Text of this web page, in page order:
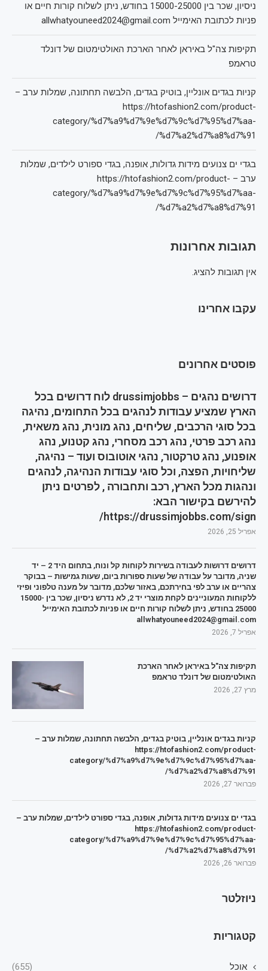
ניסיון, שכר בין 15000-25000 בחודש, ניתן לשלוח קורות חיים או
פניות לכתובת האימייל allwhatyouneed2024@gmail.com
תקיפות צה"ל באיראן לאחר הארכת האולטימטום של דונלד
טראמפ
קניות בגדים אונליין, בוטיק בגדים, הלבשה תחתונה, שמלות ערב –
https://htofashion2.com/product-
category/%d7%a9%d7%9e%d7%9c%d7%95%d7%aa-
%d7%a2%d7%a8%d7%91/
בגדי ים צנועים מידות גדולות, אופנה, בגדי ספורט לילדים, שמלות
ערב – https://htofashion2.com/product-
category/%d7%a9%d7%9e%d7%9c%d7%95%d7%aa-
%d7%a2%d7%a8%d7%91/
תגובות אחרונות
אין תגובות להציג.
עקבו אחרינו
פוסטים אחרונים
דרושים נהגים – drussimjobbs לוח דרושים בכל
הארץ שמציע עבודות לנהגים בכל התחומים, נהיגה
בכל סוגי הרכבים, שליחים, נהג מונית, נהג משאית,
נהג רכב פרטי, נהג רכב מסחרי, נהג קטנוע, נהג
אופנוע, נהג טרקטור, נהגי אוטובוס ועוד – נהיגה,
שליחויות, הפצה, וכל סוגי עבודות הנהיגה, לנהגים
ונהגות מכל הארץ, רכב ותחבורה , לפרטים ניתן
להירשם בקישור הבא:
https://drussimjobbs.com/sign/
אפריל 25, 2026
דרושים דרושות לעבודה בשירות לקוחות קל ונוח, בתחום היד 2 – יד
שניה, מדובר על עבודה של שעות ספורות ביום, שעות גמישות – בבוקר
צהריים או ערב לפי בחירתכם, באזור שלכם, מדובר על מענה טלפוני ופיזי
ללקוחות המעוניינים לקחת מוצרי יד 2, לא נדרש ניסיון, שכר בין 15000-
25000 בחודש, ניתן לשלוח קורות חיים או פניות לכתובת האימייל
allwhatyouneed2024@gmail.com
אפריל 7, 2026
תקיפות צה"ל באיראן לאחר הארכת
האולטימטום של דונלד טראמפ
מרץ 27, 2026
קניות בגדים אונליין, בוטיק בגדים, הלבשה תחתונה, שמלות ערב –
https://htofashion2.com/product-
category/%d7%a9%d7%9e%d7%9c%d7%95%d7%aa-
%d7%a2%d7%a8%d7%91/
פברואר 27, 2026
בגדי ים צנועים מידות גדולות, אופנה, בגדי ספורט לילדים, שמלות ערב –
https://htofashion2.com/product-
category/%d7%a9%d7%9e%d7%9c%d7%95%d7%aa-
%d7%a2%d7%a8%d7%91/
פברואר 26, 2026
ניוזלטר
קטגוריות
אוכל (655)